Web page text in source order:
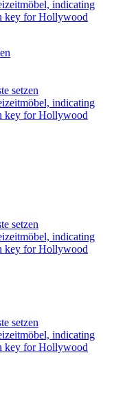
setzen
setzen
setzen